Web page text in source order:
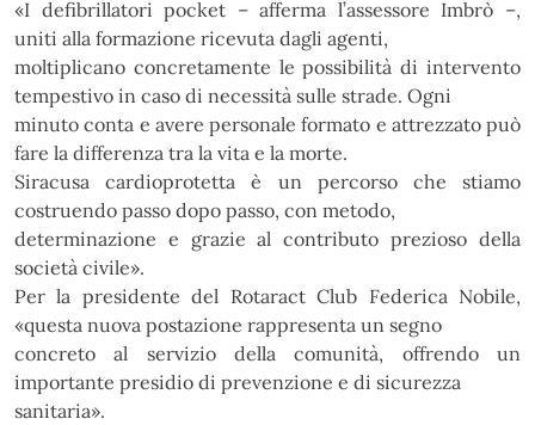
«I defibrillatori pocket – afferma l’assessore Imbrò –,
uniti alla formazione ricevuta dagli agenti,
moltiplicano concretamente le possibilità di intervento
tempestivo in caso di necessità sulle strade. Ogni
minuto conta e avere personale formato e attrezzato può
fare la differenza tra la vita e la morte.
Siracusa
cardioprotetta è un percorso che
stiamo
costruendo passo dopo passo, con metodo,
determinazione e grazie al contributo prezioso della
società civile».
Per la presidente del Rotaract Club Federica Nobile,
«questa nuova postazione rappresenta un segno
concreto al servizio della comunità, offrendo un
importante presidio di prevenzione e di sicurezza
sanitaria».